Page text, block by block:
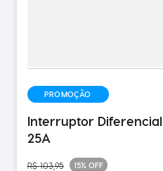
PROMOÇÃO
Interruptor
25A
R$ 103,95 15% OFF